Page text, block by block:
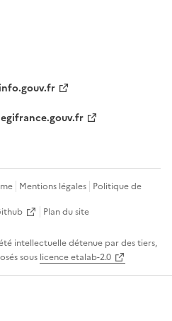
info.gouv.fr
Mentions légales Politique de
Plan du site
intellectuelle détenue par des tiers,
sous licence etalab-2.0